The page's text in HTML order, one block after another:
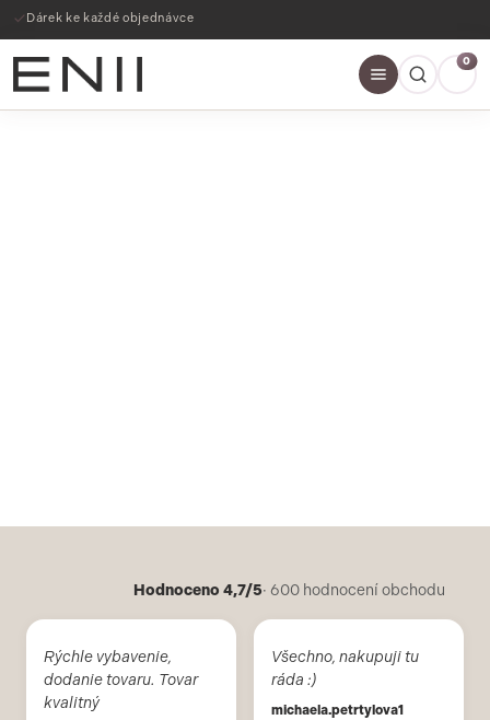
Dárek ke každé objednávce
0
Hodnoceno 4,7/5· 600 hodnocení obchodu
Rýchle vybavenie,
dodanie tovaru. Tovar
kvalitný
Všechno, nakupuji tu
ráda :)
michaela.petrtylova1